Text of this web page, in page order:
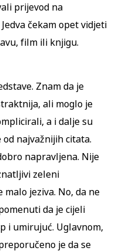
prijevod na
čekam opet vidjeti
film ili knjigu.
Znam da je
ali moglo je
a i dalje su
najvažnijih citata.
napravljena. Nije
zeleni
malo jeziva. No, da ne
da je cijeli
i umirujuć. Uglavnom,
je da se